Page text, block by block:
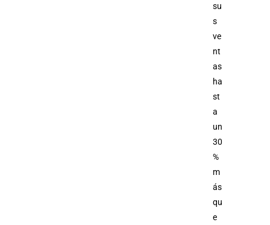
su
s
ve
nt
as
ha
st
a
un
30
%
m
ás
qu
e